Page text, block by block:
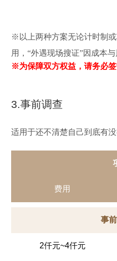
※以上两种方案无论计时制
用，“外遇现场搜证”因成本
※为保障双方权益，请务必签
3.事前调查
适用于还不清楚自己到底有
费用
事
2仟元~4仟元